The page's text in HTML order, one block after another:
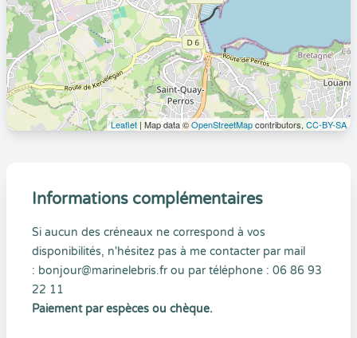
Leaflet| Map data ©OpenStreetMapcontributors, CC-BY-SA
Informations complémentaires
Si aucun des créneaux ne correspond à vos
disponibilités, n'hésitez pas à me contacter par mail
: bonjour@marinelebris.fr ou par téléphone : 06 86 93
22 11
Paiement par espèces ou chèque.